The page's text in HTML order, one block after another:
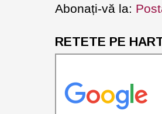
Abonați-vă la:
RETETE PE